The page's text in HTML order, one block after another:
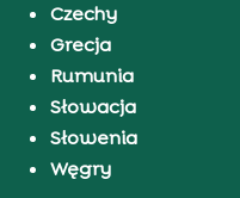
Czechy
Grecja
Rumunia
Słowacja
Słowenia
Węgry